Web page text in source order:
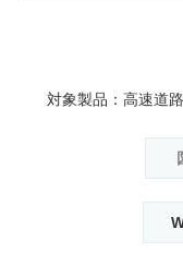
対象製品：高速道